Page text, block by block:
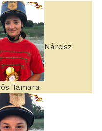
Tamara
Nárcisz